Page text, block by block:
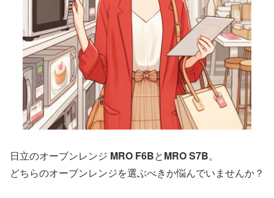
日立のオーブンレンジ MRO F6BとMRO S7B。
どちらのオーブンレンジを選ぶべきか悩んでいませんか？